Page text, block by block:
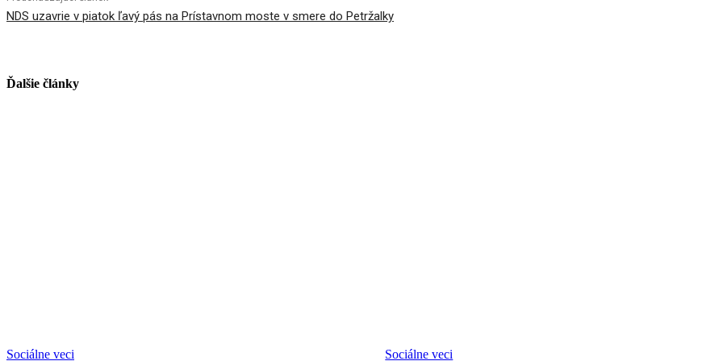
NDS uzavrie v piatok ľavý pás na Prístavnom moste v smere do Petržalky
Ďalšie články
Sociálne veci Sociálne veci